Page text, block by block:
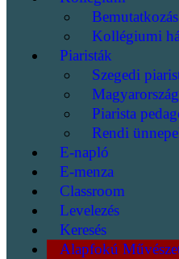
Bemutatkozás
Kollégiumi
Piaristák
Szegedi
Piarista
Rendi
E-napló
E-menza
Classroom
Levelezés
Keresés
Alapfokú